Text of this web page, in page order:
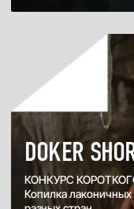
PUBLIC TALKS
ДЕЛОВАЯ ПРОГРАММА
интереснейшие дискуссии на
волнующие темы
ДОК ТЕРАПИЯ